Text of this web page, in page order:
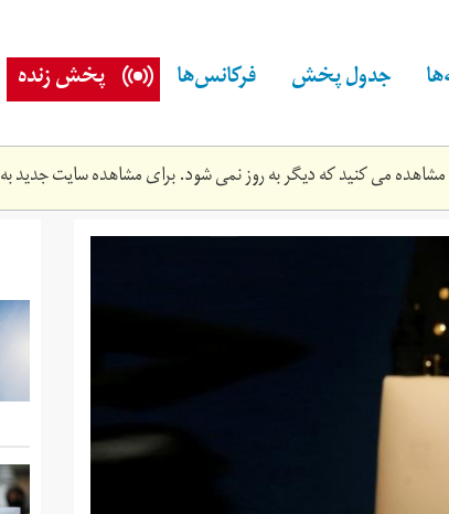
جدول پخش فرکانس‌ها پخش زنده
می کنید که دیگر به روز نمی شود. برای مشاهده سایت جدید به